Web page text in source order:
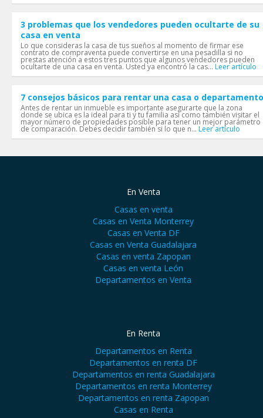
3 problemas que los vendedores pueden ocultarte de su
casa en venta
Lo que consideras la casa de tus sueños al momento de firmar ese
contrato de compraventa puede convertirse en una pesadilla si no
prestas atención a estos tres puntos que algunos vendedores pueden
ocultarte de una casa en venta. Usted ya encontró la cas... Leer artículo
7 consejos básicos para rentar una casa o departamento
Antes de rentar un inmueble es importante asegurarte que la zona
donde se ubica es la ideal para ti y tu familia así como también visitar el
mayor número de propiedades posible para tener un mejor parámetro
de comparación. Debes decidir también si lo que n... Leer artículo
En Venta
Casas en venta
Casas en Venta Monterrey
Casas en Venta DF
Casas en Venta Guadalajara
Casas en venta Zapopan
Casas en venta León
Departamentos en Venta
En Renta
Departamentos en Renta
Departamentos en renta DF
Departamentos en renta Guadalajara
Departamentos en renta Monterrey
Departamentos en renta Zapopan
Casas en Renta